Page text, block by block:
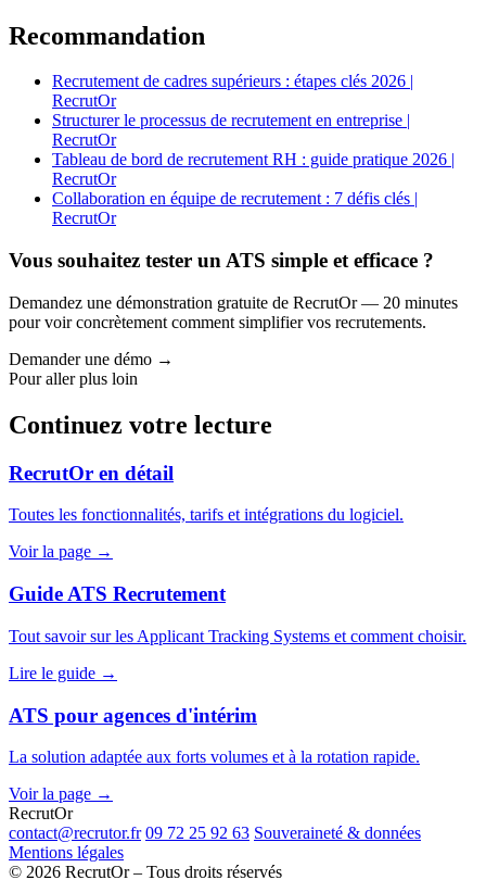
Recommandation
Recrutement de cadres supérieurs : étapes clés 2026 |
RecrutOr
Structurer le processus de recrutement en entreprise |
RecrutOr
Tableau de bord de recrutement RH : guide pratique 2026 |
RecrutOr
Collaboration en équipe de recrutement : 7 défis clés |
RecrutOr
Vous souhaitez tester un ATS simple et efficace ?
Demandez une démonstration gratuite de RecrutOr — 20 minutes
pour voir concrètement comment simplifier vos recrutements.
Demander une démo →
Pour aller plus loin
Continuez votre lecture
RecrutOr en détail
Toutes les fonctionnalités, tarifs et intégrations du logiciel.
Voir la page →
Guide ATS Recrutement
Tout savoir sur les Applicant Tracking Systems et comment choisir.
Lire le guide →
ATS pour agences d'intérim
La solution adaptée aux forts volumes et à la rotation rapide.
Voir la page →
RecrutOr
contact@recrutor.fr 09 72 25 92 63 Souveraineté & données
Mentions légales
© 2026 RecrutOr – Tous droits réservés